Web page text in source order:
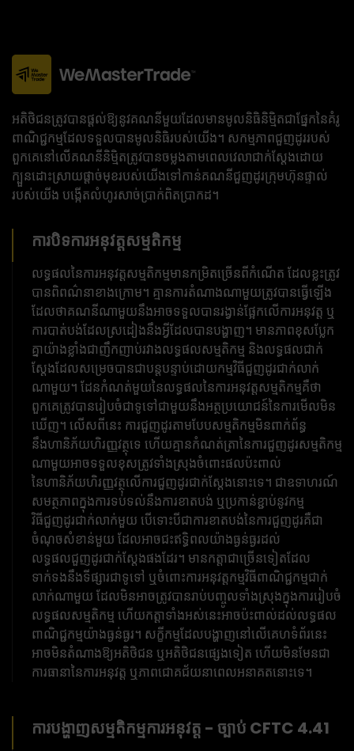
អតិថិជនត្រូវបានផ្តល់ឱ្យនូវគណនីមួយដែលមានមូលនិធិនិម្មិតជាផ្នែកនៃគំរូ
ពាណិជ្ជកម្មដែលទទួលបានមូលនិធិរបស់យើង។ សកម្មភាពជួញដូររបស់
ពួកគេនៅលើគណនីនិម្មិតត្រូវបានចម្លងតាមពេលវេលាជាក់ស្តែងដោយ
ក្បួនដោះស្រាយផ្តាច់មុខរបស់យើងទៅកាន់គណនីជួញដូរក្រុមហ៊ុនផ្ទាល់
របស់យើង បង្កើតលំហូរសាច់ប្រាក់ពិតប្រាកដ។
ការបិទការអនុវត្តសម្មតិកម្ម
លទ្ធផល​នៃ​ការ​អនុវត្ត​សម្មតិកម្ម​មាន​កម្រិត​ច្រើន​ពី​កំណើត ដែល​ខ្លះ​ត្រូវ​
បាន​ពិពណ៌នា​ខាងក្រោម។ គ្មានការតំណាងណាមួយត្រូវបានធ្វើឡើង
ដែលថាគណនីណាមួយនឹងអាចទទួលបានរង្វាន់ផ្អែកលើការអនុវត្ត ឬ
ការបាត់បង់ដែលស្រដៀងនឹងអ្វីដែលបានបង្ហាញ។ មានភាពខុសប្លែក
គ្នាយ៉ាងខ្លាំងជាញឹកញាប់រវាងលទ្ធផលសម្មតិកម្ម និងលទ្ធផលជាក់
ស្តែងដែលសម្រេចបានជាបន្តបន្ទាប់ដោយកម្មវិធីជួញដូរជាក់លាក់
ណាមួយ។ ដែនកំណត់មួយនៃលទ្ធផលនៃការអនុវត្តសម្មតិកម្មគឺថា
ពួកគេត្រូវបានរៀបចំជាទូទៅជាមួយនឹងអត្ថប្រយោជន៍នៃការមើលមិន
ឃើញ។ លើសពីនេះ ការជួញដូរតាមបែបសម្មតិកម្មមិនពាក់ព័ន្ធ
នឹងហានិភ័យហិរញ្ញវត្ថុទេ ហើយគ្មានកំណត់ត្រានៃការជួញដូរសម្មតិកម្ម
ណាមួយអាចទទួលខុសត្រូវទាំងស្រុងចំពោះផលប៉ះពាល់
នៃហានិភ័យហិរញ្ញវត្ថុលើការជួញដូរជាក់ស្តែងនោះទេ។ ជាឧទាហរណ៍
សមត្ថភាពក្នុងការទប់ទល់នឹងការខាតបង់ ឬប្រកាន់ខ្ជាប់នូវកម្ម
វិធីជួញដូរជាក់លាក់មួយ បើទោះបីជាការខាតបង់នៃការជួញដូរគឺជា
ចំណុចសំខាន់មួយ ដែលអាចជះឥទ្ធិពលយ៉ាងធ្ងន់ធ្ងរដល់
លទ្ធផលជួញដូរជាក់ស្តែងផងដែរ។ មានកត្តាជាច្រើនទៀតដែល
ទាក់ទងនឹងទីផ្សារជាទូទៅ ឬចំពោះការអនុវត្តកម្មវិធីពាណិជ្ជកម្មជាក់
លាក់ណាមួយ ដែលមិនអាចត្រូវបានរាប់បញ្ចូលទាំងស្រុងក្នុងការរៀបចំ
លទ្ធផលសម្មតិកម្ម ហើយកត្តាទាំងអស់នេះអាចប៉ះពាល់ដល់លទ្ធផល
ពាណិជ្ជកម្មយ៉ាងធ្ងន់ធ្ងរ។ សក្ខីកម្មដែលបង្ហាញនៅលើគេហទំព័រនេះ
អាចមិនតំណាងឱ្យអតិថិជន ឬអតិថិជនផ្សេងទៀត ហើយមិនមែនជា
ការធានានៃការអនុវត្ត ឬភាពជោគជ័យនាពេលអនាគតនោះទេ។
ការបង្ហាញសម្មតិកម្មការអនុវត្ត - ច្បាប់ CFTC 4.41